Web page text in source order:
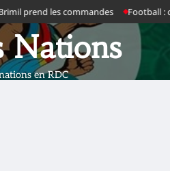
prend les commandes Football : clap
Nations
en RDC